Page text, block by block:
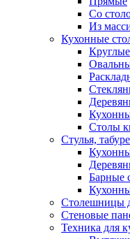
Со
Из
Кухонные
Круглые
Столы
Стулья,
Барные
Столешницы
Стеновые
Техника для